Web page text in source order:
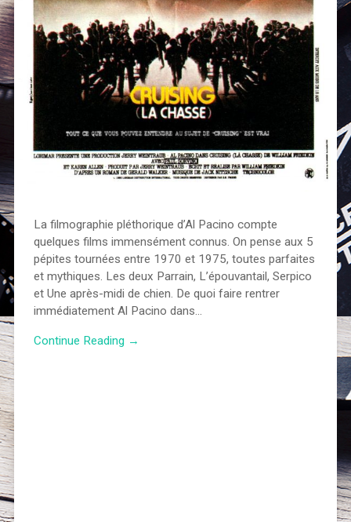
La filmographie pléthorique d’Al Pacino compte
quelques films immensément connus. On pense aux 5
pépites tournées entre 1970 et 1975, toutes parfaites
et mythiques. Les deux Parrain, L’épouvantail, Serpico
et Une après-midi de chien. De quoi faire rentrer
immédiatement Al Pacino dans…
Continue Reading →